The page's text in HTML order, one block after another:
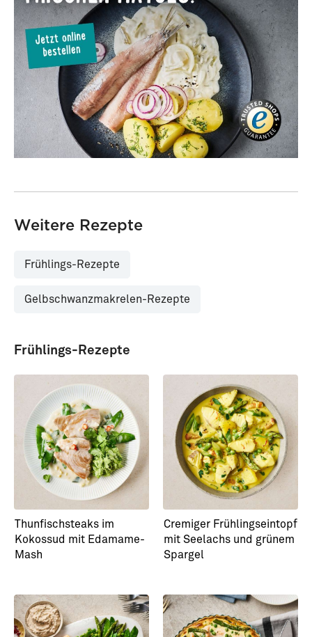
Weitere Rezepte
Frühlings-Rezepte
Gelbschwanzmakrelen-Rezepte
Frühlings-Rezepte
Thunfischsteaks im
Kokossud mit Edamame-
Mash
Cremiger Frühlingseintopf
mit Seelachs und grünem
Spargel